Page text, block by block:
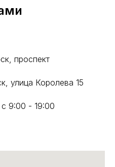
проспект
улица Королева 15
9:00 - 19:00